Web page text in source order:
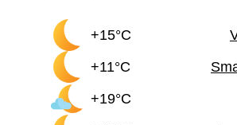
+15°C
+11°C
+19°C